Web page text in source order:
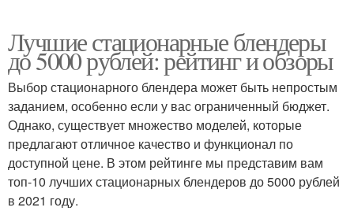
Лучшие стационарные блендеры
до 5000 рублей: рейтинг и обзоры
Выбор стационарного блендера может быть непростым
заданием, особенно если у вас ограниченный бюджет.
Однако, существует множество моделей, которые
предлагают отличное качество и функционал по
доступной цене. В этом рейтинге мы представим вам
топ-10 лучших стационарных блендеров до 5000 рублей
в 2021 году.